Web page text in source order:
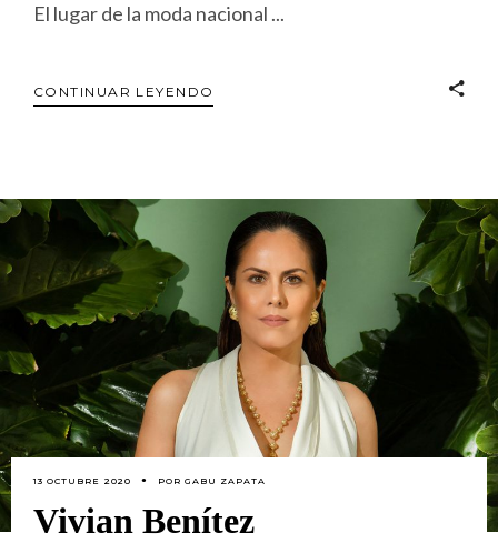
El lugar de la moda nacional
CONTINUAR LEYENDO
13 OCTUBRE 2020 PORGABU ZAPATA
Vivian Benítez